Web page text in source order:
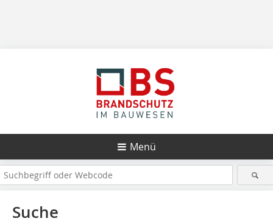
Menü
Suche